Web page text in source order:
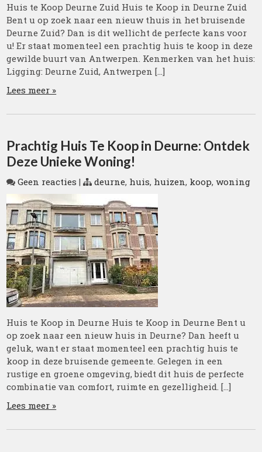
Huis te Koop Deurne Zuid Huis te Koop in Deurne Zuid
Bent u op zoek naar een nieuw thuis in het bruisende
Deurne Zuid? Dan is dit wellicht de perfecte kans voor
u! Er staat momenteel een prachtig huis te koop in deze
gewilde buurt van Antwerpen. Kenmerken van het huis:
Ligging: Deurne Zuid, Antwerpen […]
Lees meer »
Prachtig Huis Te Koop in Deurne: Ontdek
Deze Unieke Woning!
Geen reacties | deurne, huis, huizen, koop,woning
Huis te Koop in Deurne Huis te Koop in Deurne Bent u
op zoek naar een nieuw huis in Deurne? Dan heeft u
geluk, want er staat momenteel een prachtig huis te
koop in deze bruisende gemeente. Gelegen in een
rustige en groene omgeving, biedt dit huis de perfecte
combinatie van comfort, ruimte en gezelligheid. […]
Lees meer »